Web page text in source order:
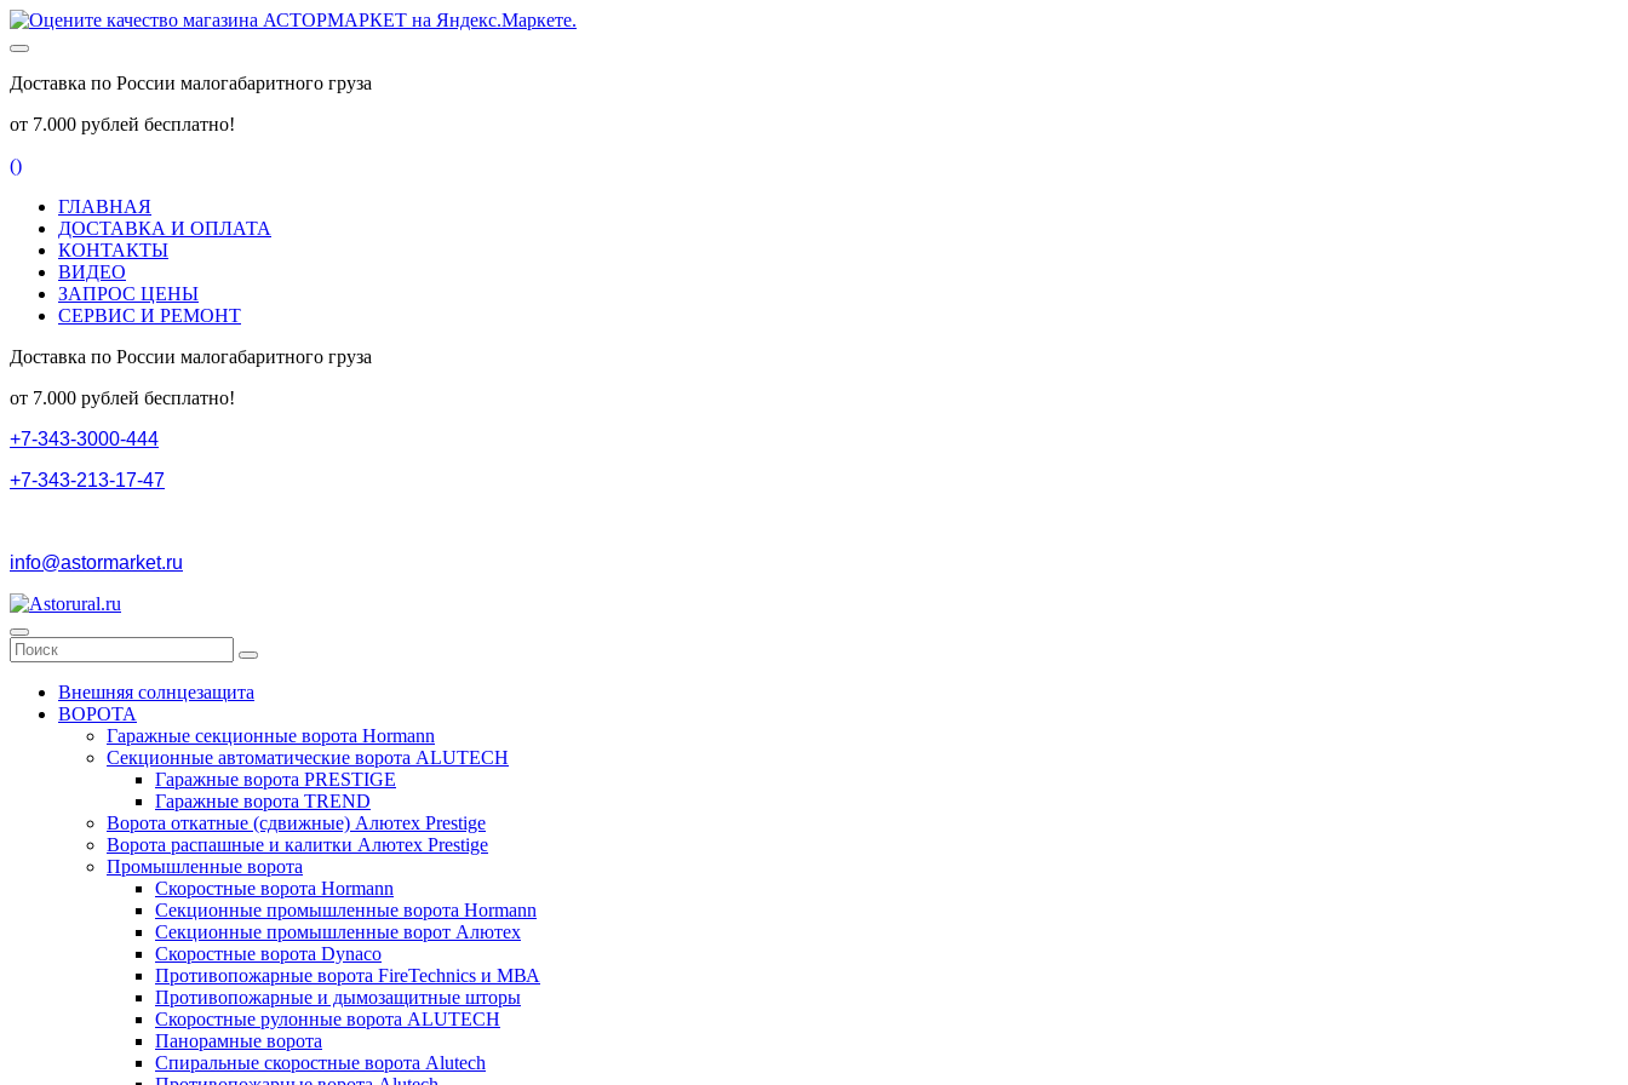
Доставка по России малогабаритного груза
от 7.000 рублей бесплатно!
()
ГЛАВНАЯ
ДОСТАВКА И ОПЛАТА
КОНТАКТЫ
ВИДЕО
ЗАПРОС ЦЕНЫ
СЕРВИС И РЕМОНТ
Доставка по России малогабаритного груза
от 7.000 рублей бесплатно!
+7-343-3000-444
+7-343-213-17-47
info@astormarket.ru
Внешняя солнцезащита
ВОРОТА
Гаражные секционные ворота Hormann
Секционные автоматические ворота ALUTECH
Гаражные ворота PRESTIGE
Гаражные ворота TREND
Ворота откатные (сдвижные) Алютех Prestige
Ворота распашные и калитки Алютех Prestige
Промышленные ворота
Скоростные ворота Hormann
Секционные промышленные ворота Hormann
Секционные промышленные ворот Алютех
Скоростные ворота Dynaco
Противопожарные ворота FireTechnics и МВА
Противопожарные и дымозащитные шторы
Скоростные рулонные ворота ALUTECH
Панорамные ворота
Спиральные скоростные ворота Alutech